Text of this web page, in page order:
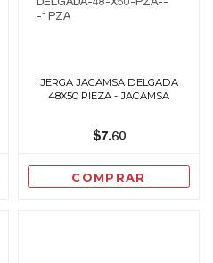
JERGA JACAMSA DELGADA
48X50 PIEZA - JACAMSA
$7.60
COMPRAR